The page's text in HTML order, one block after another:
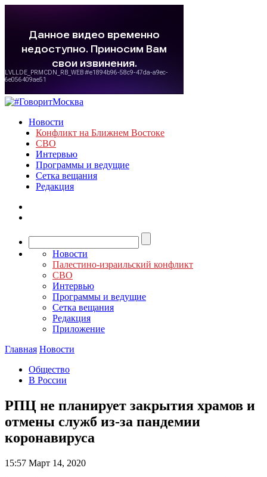
Новости
Конфликт на Ближнем Востоке
СВО
Интервью
Программы и ведущие
Сетка вещания
Редакция
Новости
Палестино-израильский конфликт
СВО
Интервью
Программы и ведущие
Сетка вещания
Редакция
Приложение
Главная Новости
Общество
В России
РПЦ не планирует закрытия храмов и
отмены служб из-за пандемии
коронавируса
15:57 Март 14, 2020